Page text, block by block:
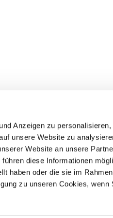
Anzeigen zu
unsere Website zu
Website an unsere
diese Informationen
haben oder die sie im
zu unseren Cookies, wenn
Events
Association's main events
Supra-regional events VDH/FCI
Events calender